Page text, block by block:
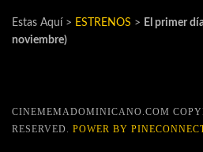
Estas Aquí > ESTRENOS > El primer
noviembre)
CINEMEMADOMINICANO.COM
RESERVED. POWER BY